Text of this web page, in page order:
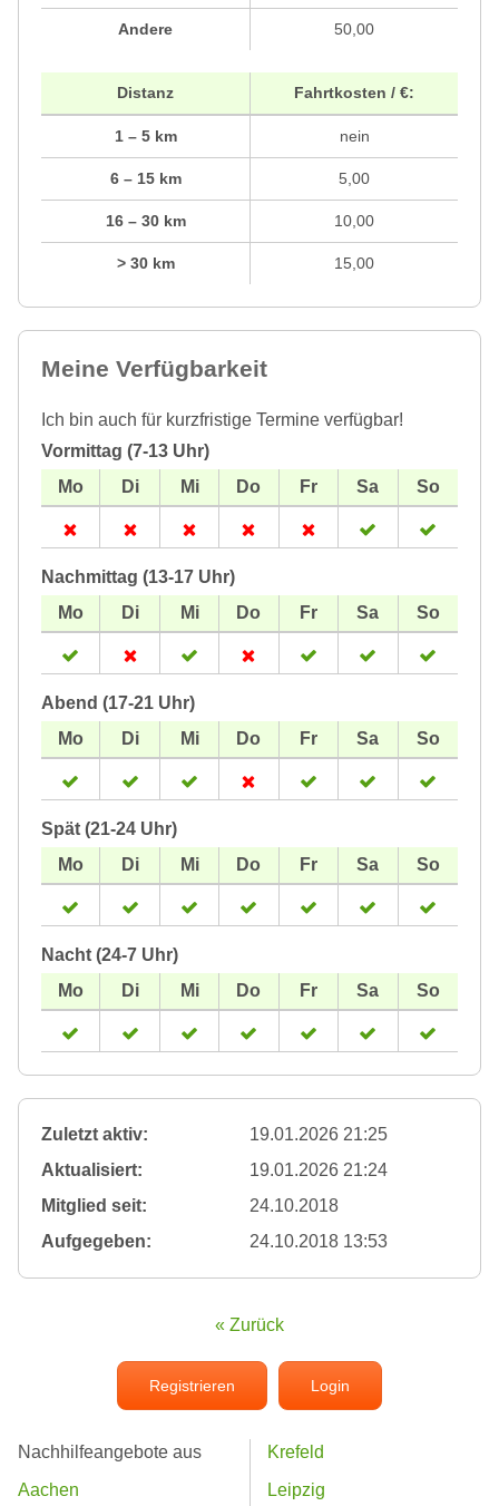
Andere 50,00
Distanz
1 – 5 km
6 – 15 km
16 – 30 km
> 30 km
Fahrtkosten / €:
nein
5,00
10,00
15,00
Meine Verfügbarkeit
Ich bin auch für kurzfristige Termine verfügbar!
Vormittag (7-13 Uhr)
Nachmittag (13-17 Uhr)
Abend (17-21 Uhr)
Spät (21-24 Uhr)
Nacht (24-7 Uhr)
Zuletzt aktiv:
19.01.2026 21:25
Aktualisiert:
19.01.2026 21:24
Mitglied seit:
24.10.2018
Aufgegeben:
24.10.2018 13:53
« Zurück
Registrieren Login
Nachhilfeangebote aus
Aachen
Krefeld
Leipzig